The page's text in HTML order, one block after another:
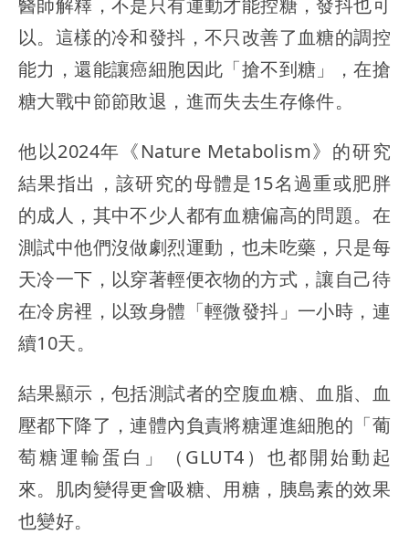
醫師解釋，不是只有運動才能控糖，發抖也可
以。這樣的冷和發抖，不只改善了血糖的調控
能力，還能讓癌細胞因此「搶不到糖」，在搶
糖大戰中節節敗退，進而失去生存條件。
他以2024年《Nature Metabolism》的研究
結果指出，該研究的母體是15名過重或肥胖
的成人，其中不少人都有血糖偏高的問題。在
測試中他們沒做劇烈運動，也未吃藥，只是每
天冷一下，以穿著輕便衣物的方式，讓自己待
在冷房裡，以致身體「輕微發抖」一小時，連
續10天。
結果顯示，包括測試者的空腹血糖、血脂、血
壓都下降了，連體內負責將糖運進細胞的「葡
萄糖運輸蛋白」（GLUT4）也都開始動起
來。肌肉變得更會吸糖、用糖，胰島素的效果
也變好。